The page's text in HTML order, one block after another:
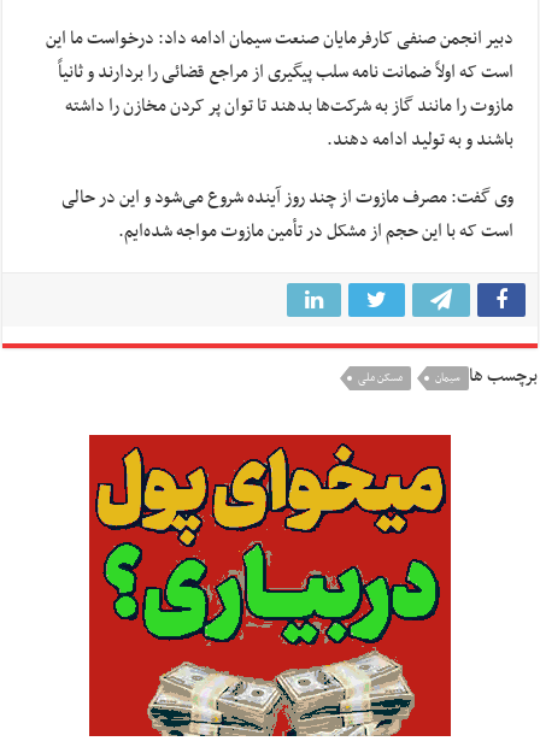
دبیر انجمن صنفی کارفرمایان صنعت سیمان ادامه داد: درخواست ما این
است که اولاً ضمانت نامه سلب پیگیری از مراجع قضائی را بردارند و ثانیاً
مازوت را مانند گاز به شرکت‌ها بدهند تا توان پر کردن مخازن را داشته
باشند و به تولید ادامه دهند.
وی گفت: مصرف مازوت از چند روز آینده شروع می‌شود و این در حالی
است که با این حجم از مشکل در تأمین مازوت مواجه شده‌ایم.
برچسب ها سیمان مسکن ملی